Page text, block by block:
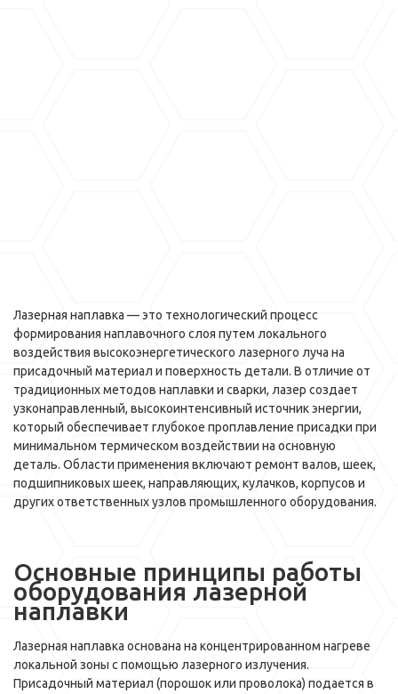
Лазерная наплавка — это технологический процесс
формирования наплавочного слоя путем локального
воздействия высокоэнергетического лазерного луча на
присадочный материал и поверхность детали. В отличие от
традиционных методов наплавки и сварки, лазер создает
узконаправленный, высокоинтенсивный источник энергии,
который обеспечивает глубокое проплавление присадки при
минимальном термическом воздействии на основную
деталь. Области применения включают ремонт валов, шеек,
подшипниковых шеек, направляющих, кулачков, корпусов и
других ответственных узлов промышленного оборудования.
Основные принципы работы
оборудования лазерной
наплавки
Лазерная наплавка основана на концентрированном нагреве
локальной зоны с помощью лазерного излучения.
Присадочный материал (порошок или проволока) подается в